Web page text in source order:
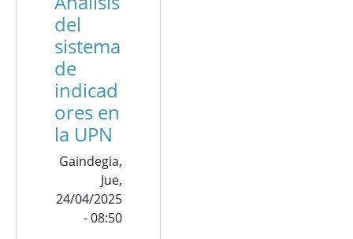
del
sistema
de
indicad
ores en
la UPN
Gaindegia,
Jue,
24/04/2025
- 08:50